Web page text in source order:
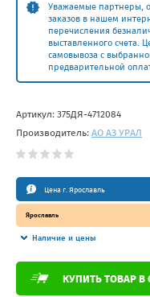
Уважаемые партнеры,
заказов в нашем
перечисления
выставленного счета.
самовывоза с
предварительной
Артикул: 375ДЯ-4712084
Производитель: АО АЗ УРАЛ
Цена г. Ярославль
Ярославль
Наличие и цены
КУПИТЬ ТОВАР В